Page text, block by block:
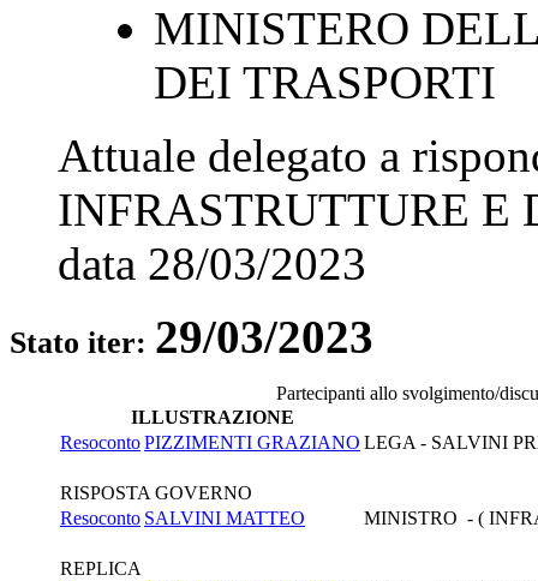
MINISTERO
DEI TRASPORTI
Attuale delegato a
INFRASTRUTTURE E
data 28/03/2023
Stato iter: 29/03/2023
Partecipanti allo svolgimento/
ILLUSTRAZIONE
ResocontoPIZZIMENTI GRAZIANO LEGA - SALVINI
RISPOSTA GOVERNO
Resoconto SALVINI MATTEO MINISTRO - (
REPLICA